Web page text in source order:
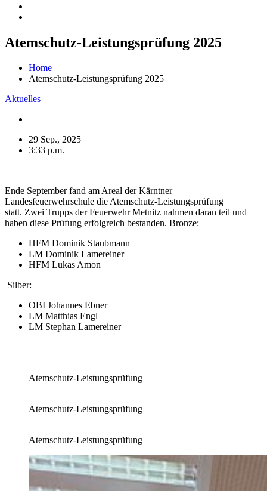
Atemschutz-Leistungsprüfung 2025
Home
Atemschutz-Leistungsprüfung 2025
Aktuelles
29 Sep., 2025
3:33 p.m.
Ende September fand am Areal der Kärntner
Landesfeuerwehrschule die Atemschutz-Leistungsprüfung
statt. Zwei Trupps der Feuerwehr Metnitz nahmen daran teil und
haben diese Prüfung erfolgreich bestanden. Bronze:
HFM Dominik Staubmann
LM Dominik Lamereiner
HFM Lukas Amon
Silber:
OBI Johannes Ebner
LM Matthias Engl
LM Stephan Lamereiner
Atemschutz-Leistungsprüfung
Atemschutz-Leistungsprüfung
Atemschutz-Leistungsprüfung